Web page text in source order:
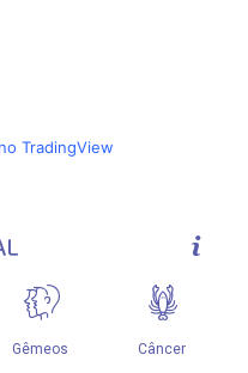
TradingView